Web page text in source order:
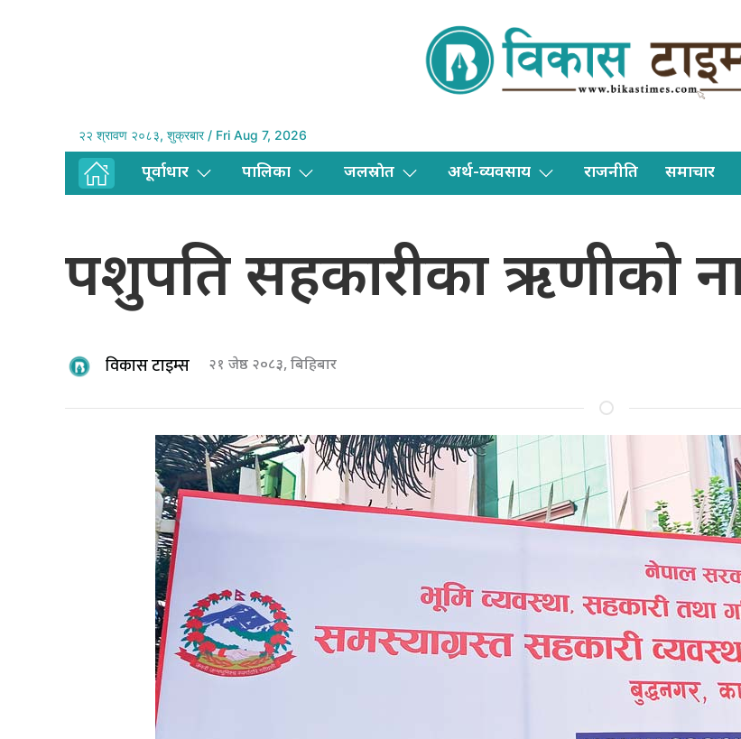
२२ श्रावण २०८३, शुक्रबार / Fri Aug 7, 2026
पूर्वाधार पालिका जलस्राेत अर्थ-व्यवसाय राजनीति समाचार
पशुपति सहकारीका ऋणीको
विकास टाइम्स २१ जेष्ठ २०८३, बिहिबार